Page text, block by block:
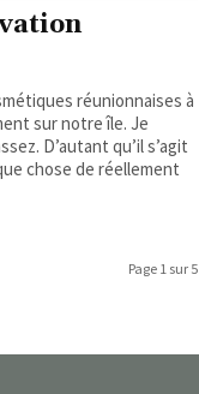
réunionnaises à
sur notre île. Je
D’autant qu’il s’agit
chose de réellement
Page 1 sur 5